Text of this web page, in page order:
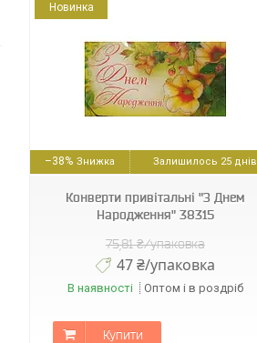
Новинка
–38% Залишилось 25 днів
Конверти привітальні "З Днем
Народження" 38315
75,81 ₴/упаковка
47 ₴/упаковка
В наявності Оптом і в роздріб
Купити